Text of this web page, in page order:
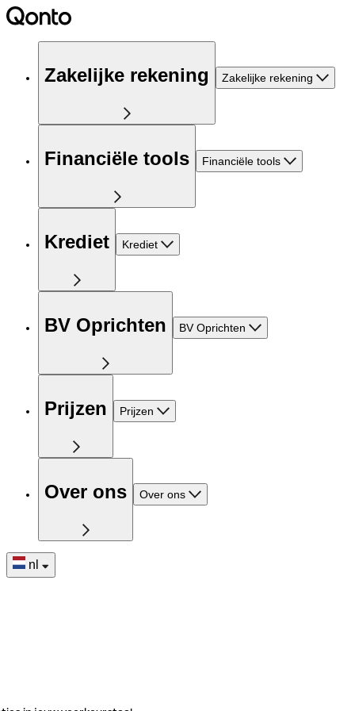
Zakelijke rekening Zakelijke rekening
Financiële tools Financiële tools
Krediet Krediet
BV Oprichten BV Oprichten
Prijzen Prijzen
Over ons Over ons
nl